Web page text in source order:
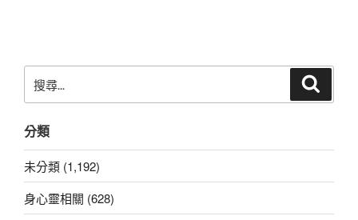
尋
鍵
字:
分類
未分類 (1,192)
身心靈相關 (628)